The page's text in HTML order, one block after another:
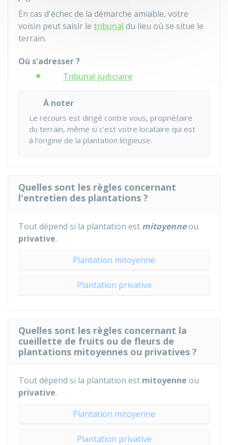
En cas d'échec de la démarche amiable, votre
voisin peut saisir le tribunal du lieu où se situe le
terrain.
Où s'adresser ?
Tribunal judiciaire
À noter
Le recours est dirigé contre vous, propriétaire
du terrain, même si c'est votre locataire qui est
à l'origine de la plantation litigieuse.
Quelles sont les règles concernant
l'entretien des plantations ?
Tout dépend si la plantation est mitoyenneou
privative.
Plantation mitoyenne
Plantation privative
Quelles sont les règles concernant la
cueillette de fruits ou de fleurs de
plantations mitoyennes ou privatives ?
Tout dépend si la plantation est mitoyenne ou
privative.
Plantation mitoyenne
Plantation privative